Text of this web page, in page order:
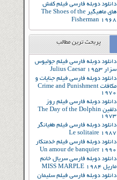
دانلود دوبله فارسی فیلم کفش
های ماهیگیر The Shoes of the
Fisherman 1968
پربحث ترین مطالب
دانلود دوبله فارسی فیلم جولیوس
سزار Julius Caesar 1953
دانلود دوبله فارسی فیلم جنایات و
مکافات Crime and Punishment
1970
دانلود دوبله فارسی فیلم روز
دلفین The Day of the Dolphin
1973
دانلود دوبله فارسی فیلم طغیانگر
Le solitaire 1987
دانلود دوبله فارسی فیلم خدمتکار
Un amour de banquier 1990
دانلود دوبله فارسی سریال خانم
مارپل MISS MARPLE 1984
دانلود دوبله فارسی فیلم سلیمان